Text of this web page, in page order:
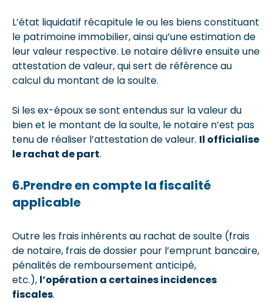
L’état liquidatif récapitule le ou les biens constituant
le patrimoine immobilier, ainsi qu’une estimation de
leur valeur respective. Le notaire délivre ensuite une
attestation de valeur, qui sert de référence au
calcul du montant de la soulte.
Si les ex-époux se sont entendus sur la valeur du
bien et le montant de la soulte, le notaire n’est pas
tenu de réaliser l’attestation de valeur. Il officialise
le rachat de part.
6.Prendre en compte la fiscalité
applicable
Outre les frais inhérents au rachat de soulte (frais
de notaire, frais de dossier pour l’emprunt bancaire,
pénalités de remboursement anticipé,
etc.), l’opération a certaines incidences
fiscales.